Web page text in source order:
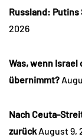
Russland:
2026
Was, wenn Israel
übernimmt?
Nach Ceuta-
zurück August 9,